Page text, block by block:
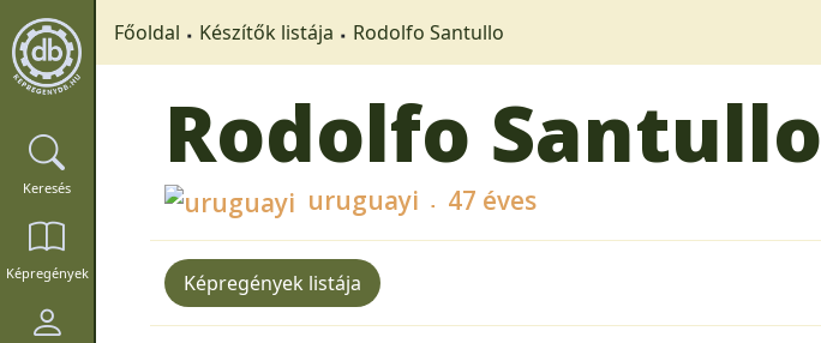
Keresés
Képregények
Főoldal Készítők listája Rodolfo Santullo
Rodolfo Santullo
uruguayi 47 éves
Képregények listája